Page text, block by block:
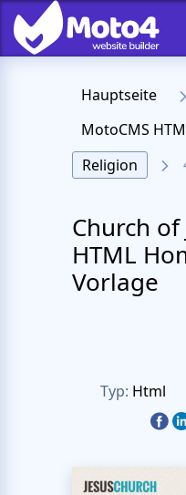
Hauptseite
MotoCMS
Religion
Church of
HTML
Vorlage
Typ: Html